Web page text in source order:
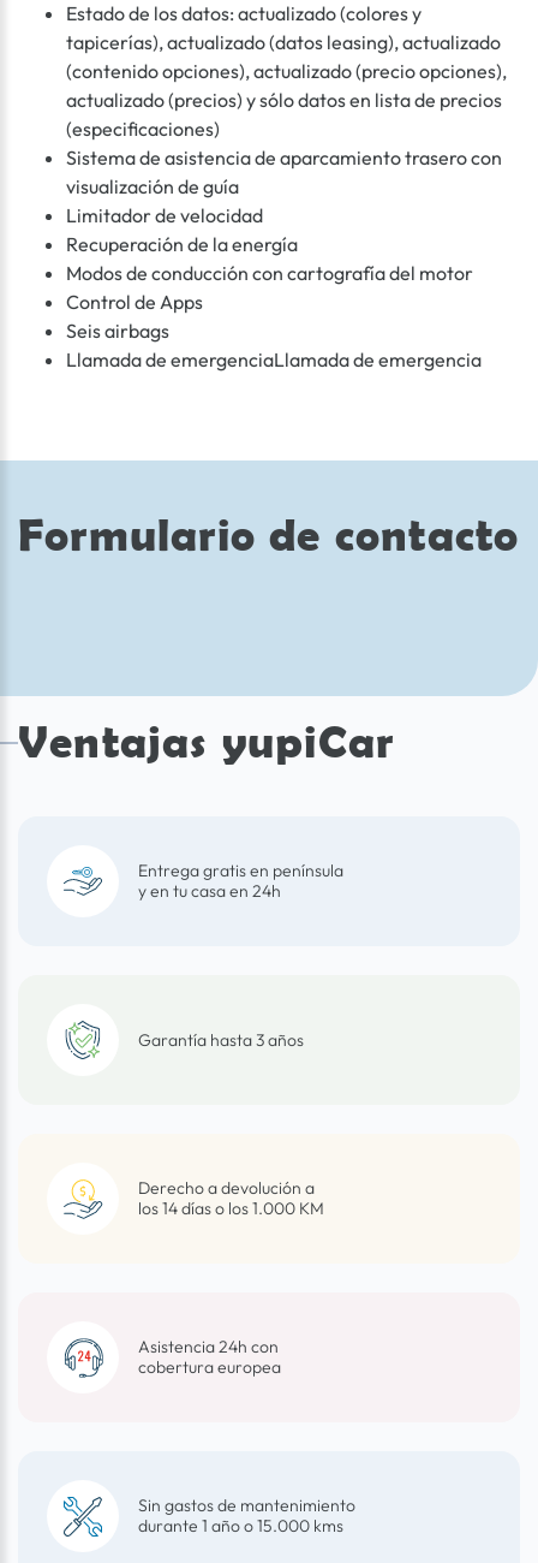
Estado de los datos: actualizado (colores y
tapicerías), actualizado (datos leasing), actualizado
(contenido opciones), actualizado (precio opciones),
actualizado (precios) y sólo datos en lista de precios
(especificaciones)
Sistema de asistencia de aparcamiento trasero con
visualización de guía
Limitador de velocidad
Recuperación de la energía
Modos de conducción con cartografía del motor
Control de Apps
Seis airbags
Llamada de emergenciaLlamada de emergencia
Formulario de contacto
Ventajas yupiCar
Entrega gratis en península
y en tu casa en 24h
Garantía hasta 3 años
Derecho a devolución a
los 14 días o los 1.000 KM
Asistencia 24h con
cobertura europea
Sin gastos de mantenimiento
durante 1 año o 15.000 kms